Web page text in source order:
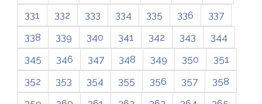
331
332 333 334 335 336
337
338
339 340 341 342 343
344
345
346 347 348 349 350
351
352
353 354 355 356 357
358